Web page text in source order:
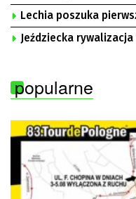
Lechia poszuka
Jeździecka
popularne